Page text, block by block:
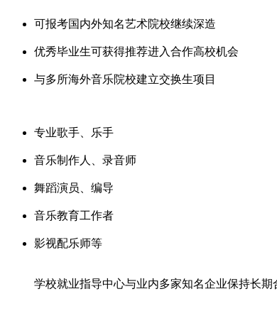
可报考国内外知名艺术院校继续深造
优秀毕业生可获得推荐进入合作高校机会
与多所海外音乐院校建立交换生项目
专业歌手、乐手
音乐制作人、录音师
舞蹈演员、编导
音乐教育工作者
影视配乐师等
学校就业指导中心与业内多家知名企业保持长